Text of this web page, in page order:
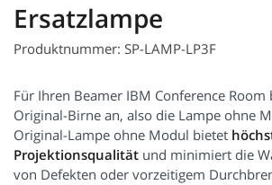
Ersatzlampe
Produktnummer: SP-LAMP-LP3F
Für Ihren Beamer IBM Conference
Original-Birne an, also die Lampe ohne
Original-Lampe ohne Modul bietet
Projektionsqualität und minimiert die
von Defekten oder vorzeitigem